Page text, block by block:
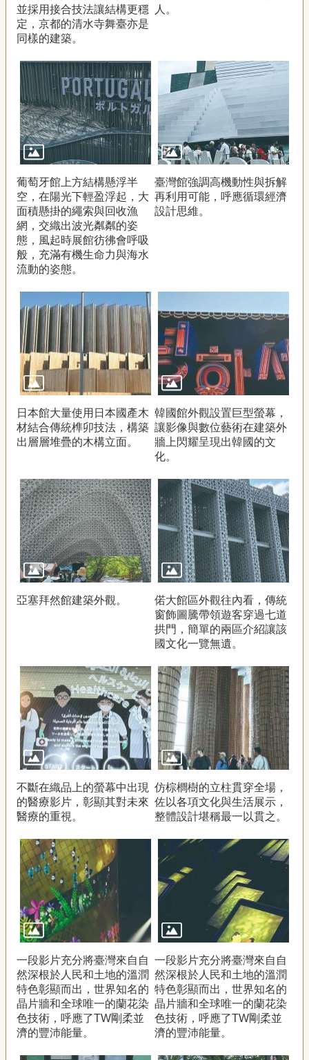
並採用接合技法讓結構更穩
定，京都的清水寺舞臺亦是
同樣的建築。
人。
葡萄牙館上方結構懸浮半
空，在陽光下輕盈浮起，大
面積懸掛的繩索與回收漁
網，交織出波光粼粼的姿
態，風起時展館彷彿會呼吸
般，充滿有機生命力與海水
流動的姿態。
臺灣館強調高機動性與拆解
再利用可能，呼應循環經濟
設計思維。
日本館大量使用日本國產木
材結合傳統榫卯技法，構築
出層層堆疊的木構立面。
韓國館外觀設置巨型螢幕，
讓影像與數位藝術在建築外
牆上閃耀呈現出韓國的文
化。
亞塞拜然館建築外觀。
偌大館區外觀往內看，傳統
窗飾圖騰帶領遊客穿過七道
拱門，簡單的兩區介紹讓該
國文化一覽無遺。
不斷在織品上的螢幕中出現
的醫療影片，彰顯其對未來
醫療的重視。
仿棕櫚樹的立柱貫穿全場，
佐以各項文化與生活展示，
整體設計堪稱最一以貫之。
一段影片充分將臺灣來自自
然深根於人民和土地的溫潤
特色彰顯而出，世界知名的
晶片牆和全球唯一的蘭花染
色技術，呼應了TW剛柔並
濟的豐沛能量。
一段影片充分將臺灣來自自
然深根於人民和土地的溫潤
特色彰顯而出，世界知名的
晶片牆和全球唯一的蘭花染
色技術，呼應了TW剛柔並
濟的豐沛能量。